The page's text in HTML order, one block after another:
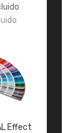
Effect